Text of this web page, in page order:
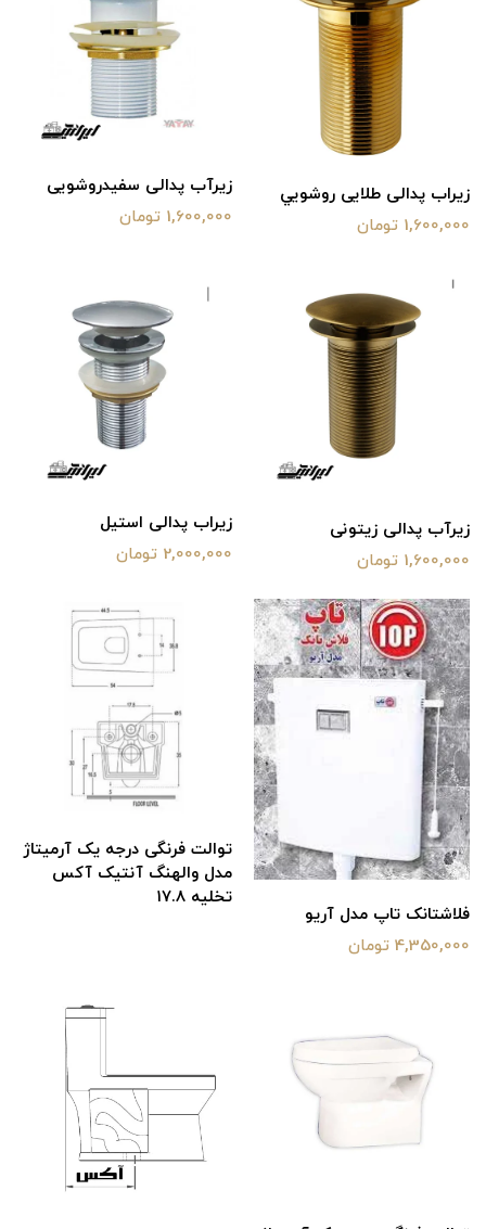
زیراب پدالی طلایی روشويي
1,600,000 تومان
زیرآب پدالی سفیدروشویی
1,600,000 تومان
زیرآب پدالی زیتونی
1,600,000 تومان
زیراب پدالی استیل
2,000,000 تومان
فلاشتانک تاپ مدل آریو
4,350,000 تومان
توالت فرنگی درجه یک آرمیتاژ
مدل والهنگ آنتیک آکس
تخلیه ۱۷.۸